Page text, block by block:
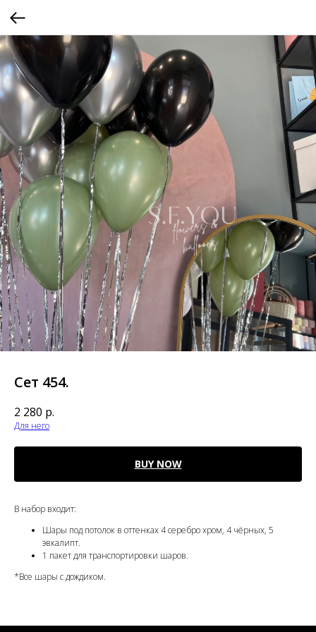
Сет 454.
2 280 р.
Для него
BUY NOW
В набор входит:
Шары под потолок в оттенках 4 серебро хром, 4 чёрных, 5
эвкалипт.
1 пакет для транспортировки шаров.
*Все шары с дождиком.